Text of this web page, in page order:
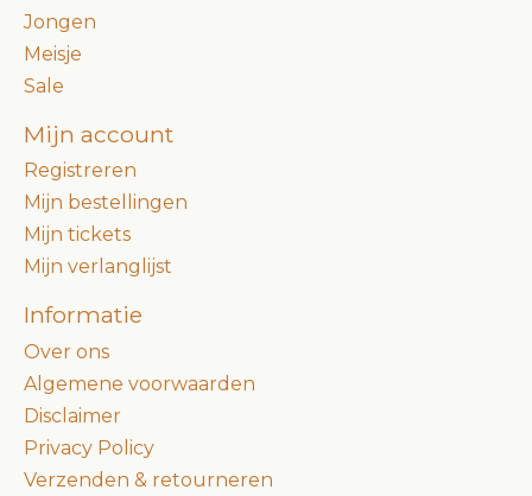
Jongen
Meisje
Sale
Mijn account
Registreren
Mijn bestellingen
Mijn tickets
Mijn verlanglijst
Informatie
Over ons
Algemene voorwaarden
Disclaimer
Privacy Policy
Verzenden & retourneren